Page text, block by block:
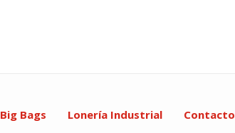
Big Bags Lonería Industrial Contacto